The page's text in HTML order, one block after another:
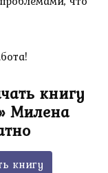
книгу
Милена
книгу